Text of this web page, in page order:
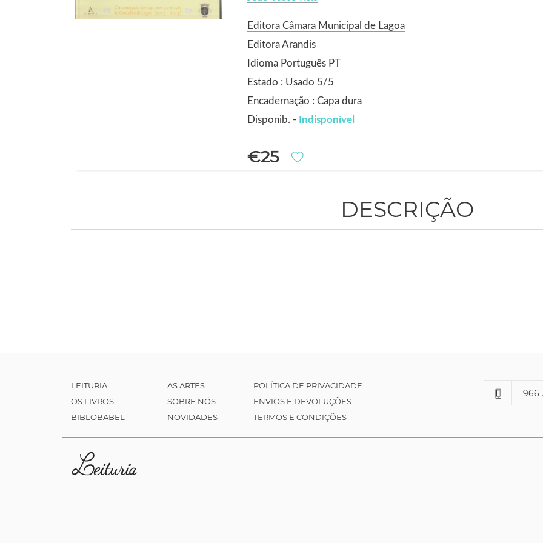
Editora Câmara Municipal de Lagoa
Editora Arandis
Idioma Português PT
Estado : Usado 5/5
Encadernação : Capa dura
Disponib. - Indisponível
€25
DESCRIÇÃO
LEITURIA
OS LIVROS
BIBLOBABEL
AS ARTES
SOBRE NÓS
NOVIDADES
POLÍTICA DE PRIVACIDADE
ENVIOS E DEVOLUÇÕES
TERMOS E CONDIÇÕES
966